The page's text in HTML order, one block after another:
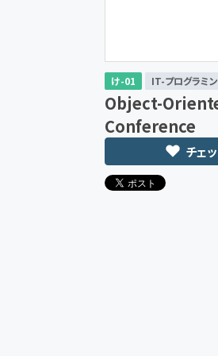
け-01 IT-プログラミ
Object-
Conference
チェ